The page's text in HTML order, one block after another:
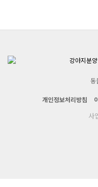
동
개인정보처리방침
사